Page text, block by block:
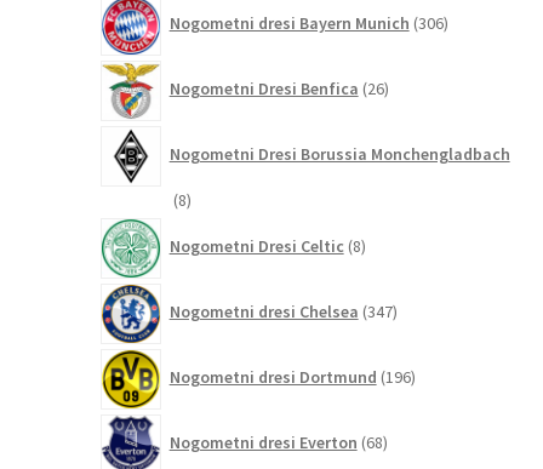
Nogometni dresi Bayern Munich 306izdelkov
Nogometni Dresi Benfica 26izdelkov
Nogometni Dresi Borussia Monchengladbach
88
Nogometni Dresi Celtic 8izdelkov
Nogometni dresi Chelsea 347izdelkov
Nogometni dresi Dortmund 196izdelkov
Nogometni dresi Everton 68izdelkov